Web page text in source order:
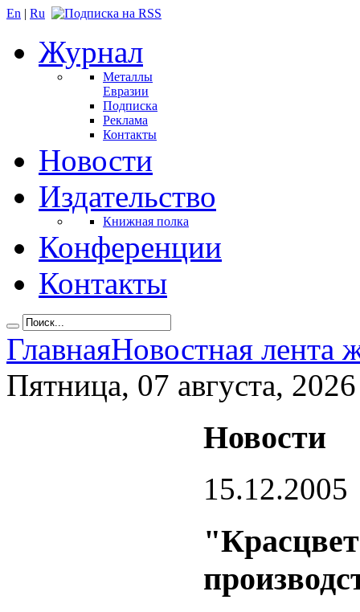
En | Ru
Журнал
Металлы
Евразии
Подписка
Реклама
Контакты
Новости
Издательство
Книжная полка
Конференции
Контакты
ГлавнаяНовостная лента
Пятница, 07 августа, 2026
Новости
15.12.2005